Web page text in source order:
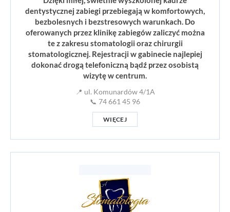
dentystycznej zabiegi przebiegają w komfortowych,
bezbolesnych i bezstresowych warunkach. Do
oferowanych przez klinikę zabiegów zaliczyć można
te z zakresu stomatologii oraz chirurgii
stomatologicznej. Rejestracji w gabinecie najlepiej
dokonać drogą telefoniczną bądź przez osobistą
wizytę w centrum.
📍 ul. Komunardów 4/1A
📞 74 661 45 96
WIĘCEJ